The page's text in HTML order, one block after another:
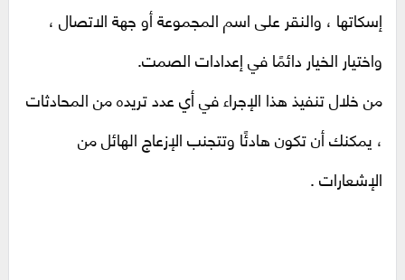
إسكاتها ، والنقر على اسم المجموعة أو جهة الاتصال ،
واختيار الخيار دائمًا في إعدادات الصمت.
من خلال تنفيذ هذا الإجراء في أي عدد تريده من المحادثات
، يمكنك أن تكون هادئًا وتتجنب الإزعاج الهائل من
الإشعارات .